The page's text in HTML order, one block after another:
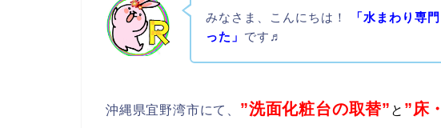
みなさま、こんにちは！
「水まわり専
った」 です♬
沖縄県宜野湾市にて、 ”洗面化粧台の取替” と ”床